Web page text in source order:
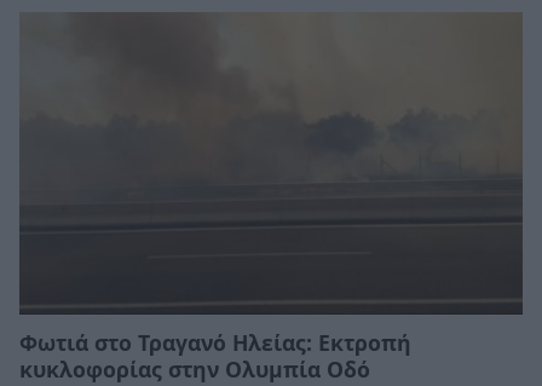
Φωτιά στο Τραγανό Ηλείας: Εκτροπή
κυκλοφορίας στην Ολυμπία Οδό